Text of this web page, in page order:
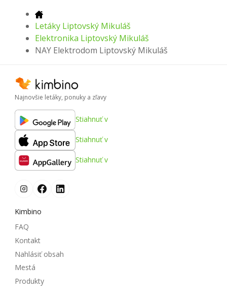
Letáky Liptovský Mikuláš
Elektronika Liptovský Mikuláš
NAY Elektrodom Liptovský Mikuláš
Najnovšie letáky, ponuky a zľavy
Stiahnuť v
Stiahnuť v
Stiahnuť v
Kimbino
FAQ
Kontakt
Nahlásiť obsah
Mestá
Produkty